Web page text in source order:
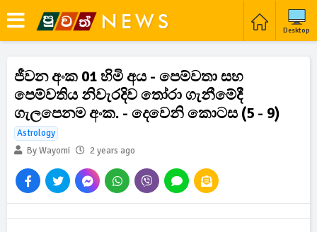
Desktop
ජීවන අංක 01 හිමි අය - පෙම්වතා සහ
පෙම්වතිය නිවැරදිව තෝරා ගැනීමේදී
ගැලපෙනම අංක. - දෙවෙනි කොටස (5 - 9)
Astrology
By Wayomi
2 years ago